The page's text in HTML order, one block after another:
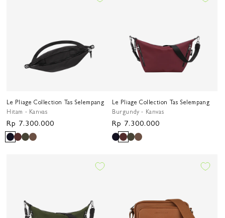
Le Pliage Collection Tas Selempang
Hitam - Kanvas
Harga
reguler
Rp 7.300.000
Le Pliage Collection Tas Selempang
Burgundy - Kanvas
Harga
reguler
Rp 7.300.000